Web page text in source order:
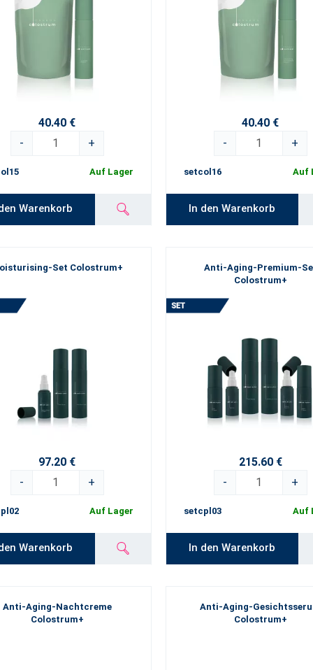
40.40 €
-
+
Auf Lager
Warenkorb
40.40 €
-
+
setcol16 Auf
In den Warenkorb
Set Colostrum+
97.20 €
-
+
Auf Lager
Warenkorb
Anti-Aging-Premium-
Colostrum+
215.60 €
-
+
setcpl03 Auf
In den Warenkorb
Anti-Aging-Nachtcreme
Colostrum+
Anti-Aging-
Colostrum+